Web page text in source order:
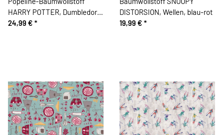
HARRY POTTER, Dumbledore
vor Hogwarts, gelb
24,99 € *
DISTORSION, Wellen, blau-rot
19,99 € *